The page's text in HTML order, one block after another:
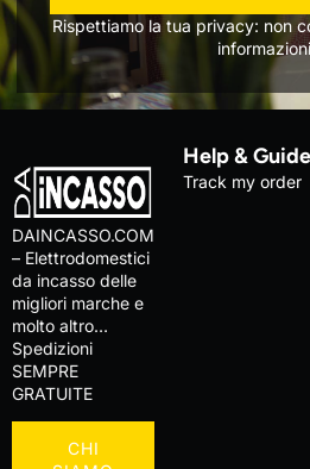
Rispettiamo la tua privacy: non
DAINCASSO.COM
– Elettrodomestici
da incasso delle
migliori marche e
molto altro…
Spedizioni
SEMPRE
GRATUITE
CHI
Help & Guide
Track my order